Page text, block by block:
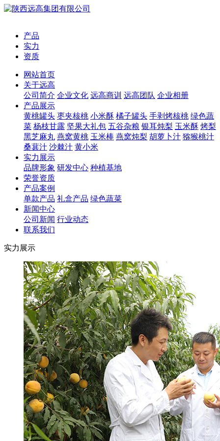
产品
实力
资质
网站首页
关于远高
公司简介 企业文化 远高商训 远高团队 企业相册
产品展示
黄桃罐头 枣夹核桃 小米酥 橘子罐头 手剥烤核桃 绿色蔬
菜 杨枝甘露 坚果大礼包 五谷杂粮 银耳炖梨 玉米酥 烤梨
黑芝麻丸 燕窝黄桃 玉米棒 燕窝炖梨 胡萝卜汁 猕猴桃汁
桑葚汁 沙棘汁 黄小米
实力展示
品牌形象 研发中心 种植基地
荣誉资质
产品案例
单款产品 礼盒产品 绿色蔬菜
新闻中心
公司新闻 行业动态
联系我们
实力展示